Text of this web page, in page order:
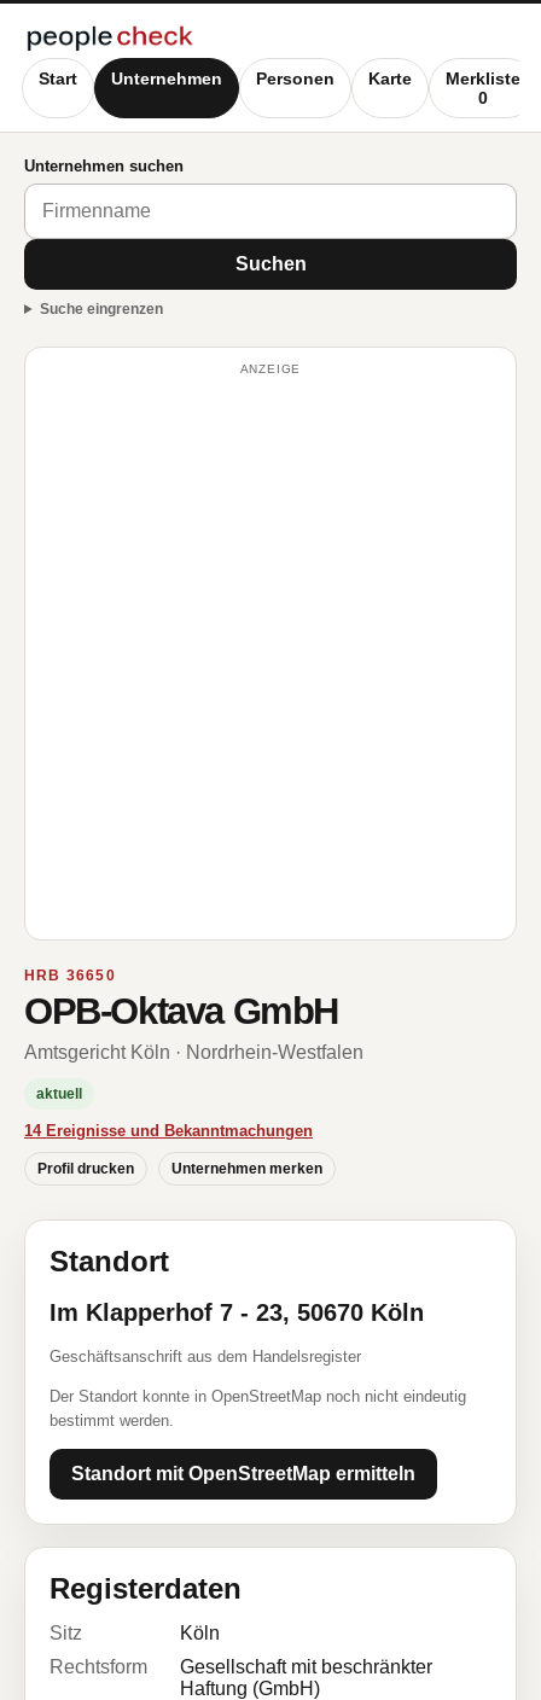
Start Unternehmen Personen Karte
Merkliste
0
Unternehmen suchen
Suchen
Suche eingrenzen
ANZEIGE
HRB 36650
OPB-Oktava GmbH
Amtsgericht Köln · Nordrhein-Westfalen
aktuell
14 Ereignisse und Bekanntmachungen
Profil drucken Unternehmen merken
Standort
Im Klapperhof 7 - 23, 50670 Köln
Geschäftsanschrift aus dem Handelsregister
Der Standort konnte in OpenStreetMap noch nicht eindeutig
bestimmt werden.
Standort mit OpenStreetMap ermitteln
Registerdaten
Sitz
Köln
Rechtsform
Gesellschaft mit beschränkter
Haftung (GmbH)